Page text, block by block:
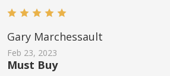
Gary Marchessault
Feb 23, 2023
Must Buy